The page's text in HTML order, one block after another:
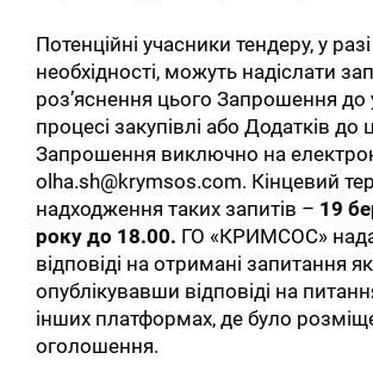
Потенційні учасники тендеру, у разі
необхідності, можуть надіслати
роз’яснення цього Запрошення до
процесі закупівлі або Додатків до
Запрошення виключно на
olha.sh@krymsos.com. Кінцевий
надходження таких запитів – 19
року до 18.00. ГО «КРИМСОС»
відповіді на отримані запитання
опублікувавши відповіді на
інших платформах, де було
оголошення.